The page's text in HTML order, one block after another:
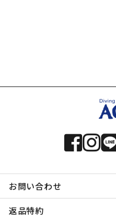
お問い合わせ
返品特約